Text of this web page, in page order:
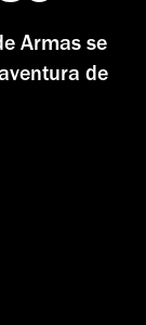
Armas se
de